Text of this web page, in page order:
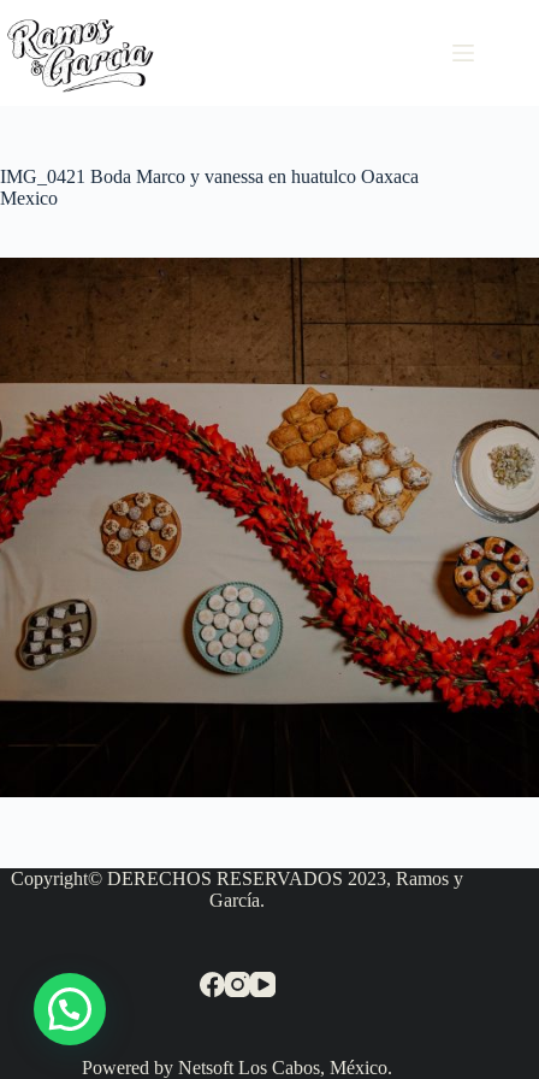
IMG_0421 Boda Marco y vanessa en huatulco Oaxaca
Mexico
Copyright© DERECHOS RESERVADOS 2023, Ramos y
García.
Powered by Netsoft Los Cabos, México.